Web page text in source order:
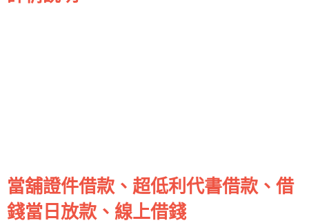
當舖證件借款、超低利代書借款、借
錢當日放款、線上借錢